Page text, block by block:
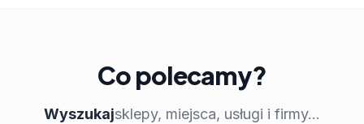
Co polecamy?
Wyszukajsklepy, miejsca, usługi i firmy...